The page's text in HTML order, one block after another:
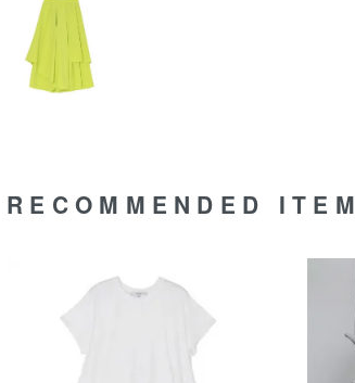
RECOMMENDED ITEM